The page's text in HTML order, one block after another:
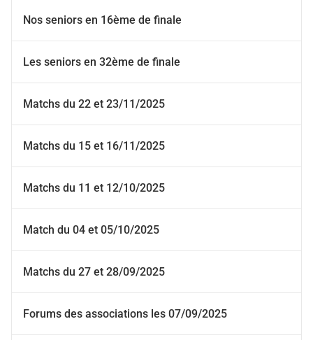
Nos seniors en 16ème de finale
Les seniors en 32ème de finale
Matchs du 22 et 23/11/2025
Matchs du 15 et 16/11/2025
Matchs du 11 et 12/10/2025
Match du 04 et 05/10/2025
Matchs du 27 et 28/09/2025
Forums des associations les 07/09/2025